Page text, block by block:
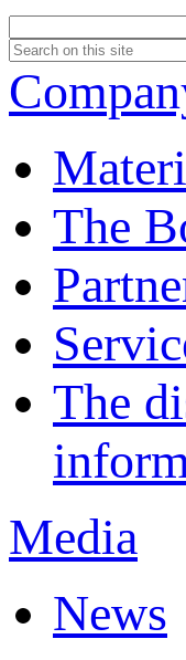
The
The
Media
News